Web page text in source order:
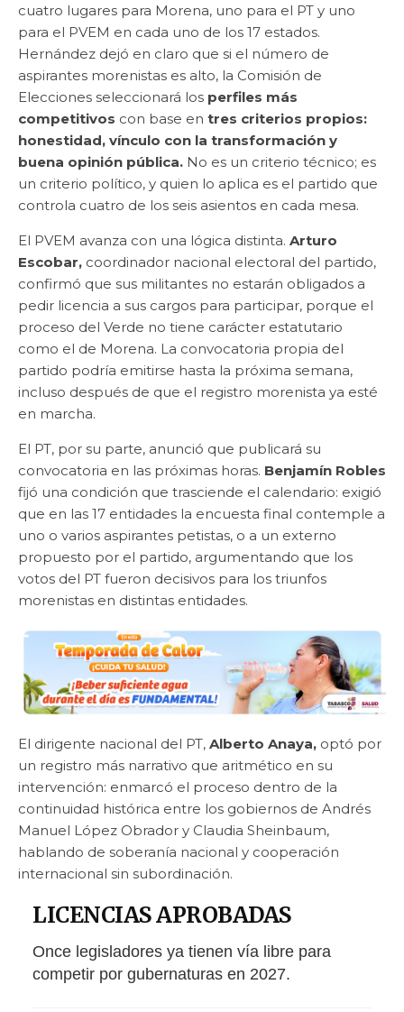
cuatro lugares para Morena, uno para el PT y uno
para el PVEM en cada uno de los 17 estados.
Hernández dejó en claro que si el número de
aspirantes morenistas es alto, la Comisión de
Elecciones seleccionará los perfiles más
competitivos con base en tres criterios propios:
honestidad, vínculo con la transformación y
buena opinión pública. No es un criterio técnico; es
un criterio político, y quien lo aplica es el partido que
controla cuatro de los seis asientos en cada mesa.
El PVEM avanza con una lógica distinta. Arturo
Escobar, coordinador nacional electoral del partido,
confirmó que sus militantes no estarán obligados a
pedir licencia a sus cargos para participar, porque el
proceso del Verde no tiene carácter estatutario
como el de Morena. La convocatoria propia del
partido podría emitirse hasta la próxima semana,
incluso después de que el registro morenista ya esté
en marcha.
El PT, por su parte, anunció que publicará su
convocatoria en las próximas horas. Benjamín Robles
fijó una condición que trasciende el calendario: exigió
que en las 17 entidades la encuesta final contemple a
uno o varios aspirantes petistas, o a un externo
propuesto por el partido, argumentando que los
votos del PT fueron decisivos para los triunfos
morenistas en distintas entidades.
El dirigente nacional del PT, Alberto Anaya, optó por
un registro más narrativo que aritmético en su
intervención: enmarcó el proceso dentro de la
continuidad histórica entre los gobiernos de Andrés
Manuel López Obrador y Claudia Sheinbaum,
hablando de soberanía nacional y cooperación
internacional sin subordinación.
LICENCIAS APROBADAS
Once legisladores ya tienen vía libre para
competir por gubernaturas en 2027.